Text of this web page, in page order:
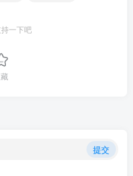
一下吧
提交